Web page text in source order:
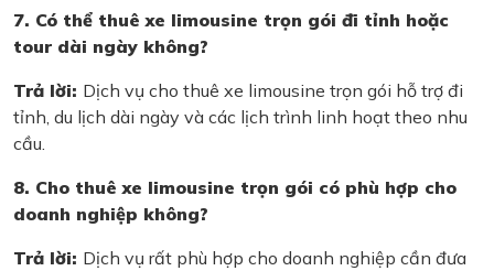
7. Có thể thuê xe limousine trọn gói đi tỉnh hoặc
tour dài ngày không?
Trả lời: Dịch vụ cho thuê xe limousine trọn gói hỗ trợ đi
tỉnh, du lịch dài ngày và các lịch trình linh hoạt theo nhu
cầu.
8. Cho thuê xe limousine trọn gói có phù hợp cho
doanh nghiệp không?
Trả lời: Dịch vụ rất phù hợp cho doanh nghiệp cần đưa